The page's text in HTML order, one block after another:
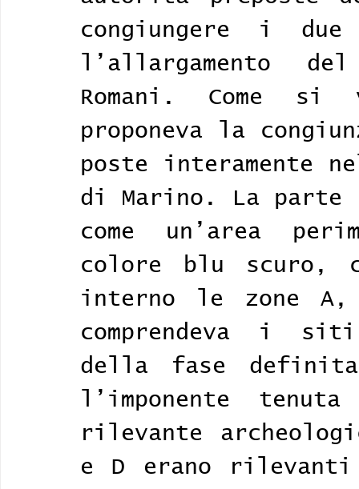
congiungere i
l’allargamento
Romani. Come
proponeva la
poste interamente
di Marino. La
come un’area
colore blu scuro,
interno le zone
comprendeva i
della fase definita
l’imponente
rilevante
e D erano